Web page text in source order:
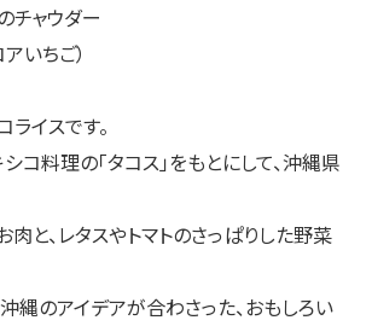
チャウダー
いちご）
イスです。
コ料理の「タコス」をもとにして、沖縄県
肉と、レタスやトマトのさっぱりした野菜
縄のアイデアが合わさった、おもしろい